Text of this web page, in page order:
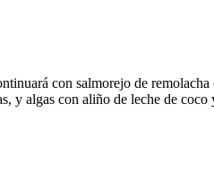
con salmorejo de
y algas con aliño de leche de